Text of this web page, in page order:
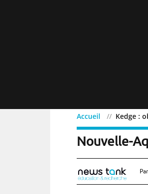
Accueil Kedge :
Kedge :
Nouvelle-